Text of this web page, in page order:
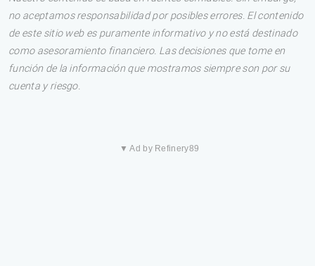
no aceptamos responsabilidad por posibles errores. El contenido
de este sitio web es puramente informativo y no está destinado
como asesoramiento financiero. Las decisiones que tome en
función de la información que mostramos siempre son por su
cuenta y riesgo.
▼ Ad by Refinery89